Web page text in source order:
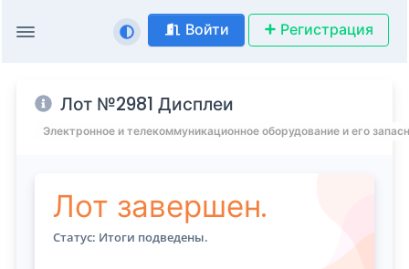
Войти Регистрация
Лот №2981 Дисплеи
Электронное и телекоммуникационное оборудование и его
Лот завершен.
Статус: Итоги подведены.